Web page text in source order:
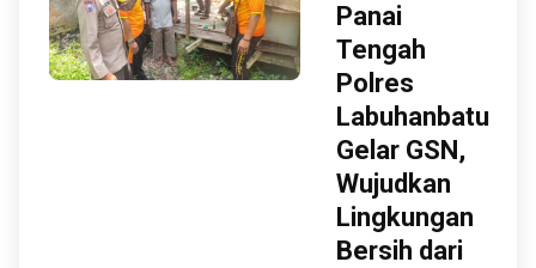
Panai
Tengah
Polres
Labuhanbatu
Gelar GSN,
Wujudkan
Lingkungan
Bersih dari